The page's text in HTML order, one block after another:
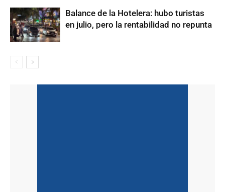
Balance de la Hotelera: hubo turistas
en julio, pero la rentabilidad no repunta